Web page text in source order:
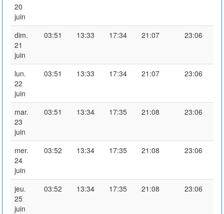
20
juin
dim.
21
juin
03:51 13:33 17:34 21:07 23:06
lun.
22
juin
03:51 13:33 17:34 21:07 23:06
mar.
23
juin
03:51 13:34 17:35 21:08 23:06
mer.
24
juin
03:52 13:34 17:35 21:08 23:06
jeu.
25
juin
03:52 13:34 17:35 21:08 23:06